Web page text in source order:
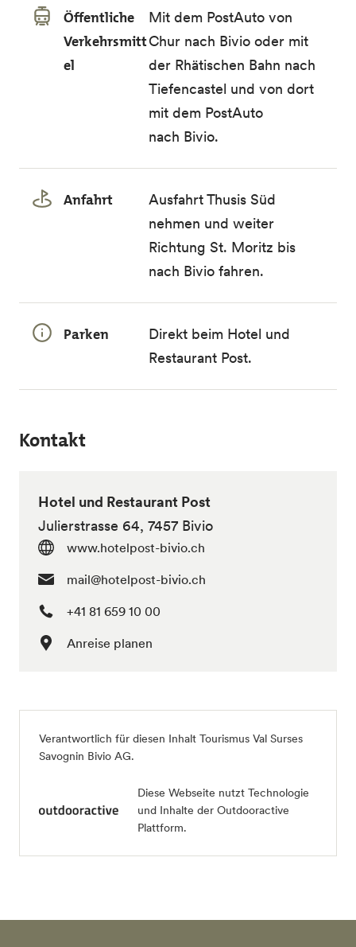
Öffentliche
Verkehrsmitt
el
Mit dem PostAuto von
Chur nach Bivio oder mit
der Rhätischen Bahn nach
Tiefencastel und von dort
mit dem PostAuto
nach Bivio.
Anfahrt
Ausfahrt Thusis Süd
nehmen und weiter
Richtung St. Moritz bis
nach Bivio fahren.
Parken
Direkt beim Hotel und
Restaurant Post.
Kontakt
Hotel und Restaurant Post
Julierstrasse 64, 7457 Bivio
www.hotelpost-bivio.ch
mail@hotelpost-bivio.ch
+41 81 659 10 00
Anreise planen
Verantwortlich für diesen Inhalt Tourismus Val Surses
Savognin Bivio AG.
Diese Webseite nutzt Technologie
und Inhalte der Outdooractive
Plattform.